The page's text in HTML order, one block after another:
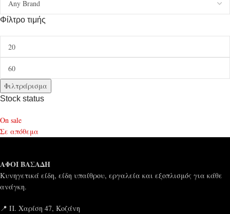
Φίλτρο τιμής
Φιλτράρισμα
Stock status
On sale
Σε απόθεμα
ΑΦΟΙ ΒΑΣΑΔΗ
Κυνηγετικά είδη, είδη υπαίθρου, εργαλεία και εξοπλισμός για κάθε
ανάγκη.
📍 Π. Χαρίση 47, Κοζάνη